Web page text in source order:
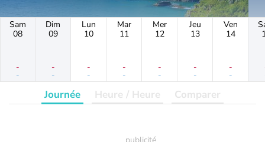
Sam
08
-
-
Dim
09
-
-
Lun
10
-
-
Mar
11
-
-
Mer
12
-
-
Jeu
13
-
-
Ven
14
-
-
Journée Heure / Heure Comparer